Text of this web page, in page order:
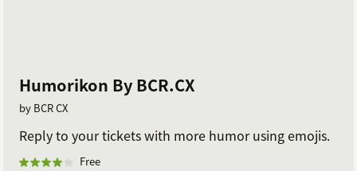
Humorikon By BCR.CX
by BCR CX
Reply to your tickets with more humor using emojis.
Free